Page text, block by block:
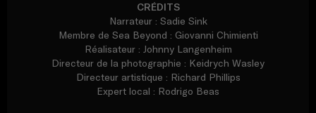
CRÉDITS
Narrateur : Sadie Sink
Membre de Sea Beyond : Giovanni Chimienti
Réalisateur : Johnny Langenheim
Directeur de la photographie : Keidrych Wasley
Directeur artistique : Richard Phillips
Expert local : Rodrigo Beas